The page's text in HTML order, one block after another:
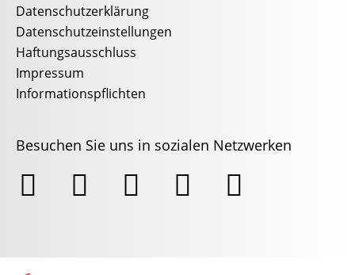
Datenschutzerklärung
Datenschutzeinstellungen
Haftungsausschluss
Impressum
Informationspflichten
Besuchen Sie uns in sozialen Netzwerken
    